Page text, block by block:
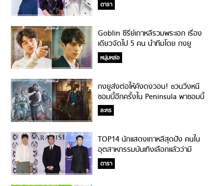
ดารา
Goblin ซีรี่ย์เกาหลีรวมพระเอก เรื่อง
เดียวจัดไป 5 คน นำทีมโดย กงยู
หนุ่มหล่อ
กงยูส่งต่อให้คังดงวอน! ชวนวิ่งหนี
ซอมบี้อีกครั้งใน Peninsula พาซอมบี้
เกาหลีเตรียมประกาศศักดาตามรอย
รุ่นพี่?!?
ละคร
TOP14 นักแสดงเกาหลีสุดปัง คนใน
อุตสาหกรรมบันเทิงเลือกแล้วว่ามี
อิทธิพลต่อวงการบันเทิงเกาหลีที่สุด!
ดารา